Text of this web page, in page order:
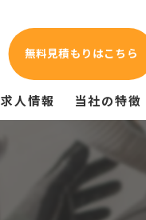
無料見積もりはこちら
求人情報 当社の特徴
異臭